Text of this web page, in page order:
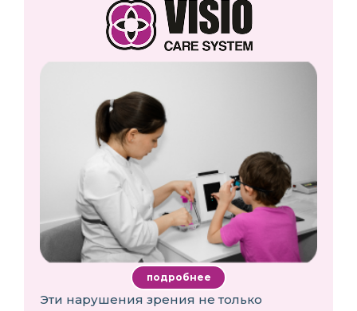
подробнее
Эти нарушения зрения не только